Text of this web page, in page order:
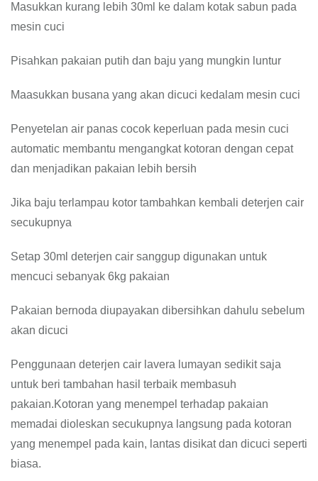
Masukkan kurang lebih 30ml ke dalam kotak sabun pada
mesin cuci
Pisahkan pakaian putih dan baju yang mungkin luntur
Maasukkan busana yang akan dicuci kedalam mesin cuci
Penyetelan air panas cocok keperluan pada mesin cuci
automatic membantu mengangkat kotoran dengan cepat
dan menjadikan pakaian lebih bersih
Jika baju terlampau kotor tambahkan kembali deterjen cair
secukupnya
Setap 30ml deterjen cair sanggup digunakan untuk
mencuci sebanyak 6kg pakaian
Pakaian bernoda diupayakan dibersihkan dahulu sebelum
akan dicuci
Penggunaan deterjen cair lavera lumayan sedikit saja
untuk beri tambahan hasil terbaik membasuh
pakaian.Kotoran yang menempel terhadap pakaian
memadai dioleskan secukupnya langsung pada kotoran
yang menempel pada kain, lantas disikat dan dicuci seperti
biasa.